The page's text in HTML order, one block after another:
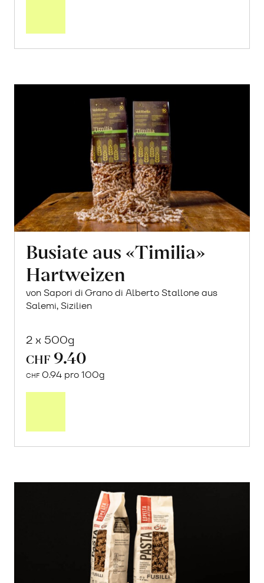
Busiate aus «Timilia»
Hartweizen
von Sapori di Grano di Alberto Stallone aus
Salemi, Sizilien
2 x 500g
CHF 9.40
CHF 0.94 pro 100g